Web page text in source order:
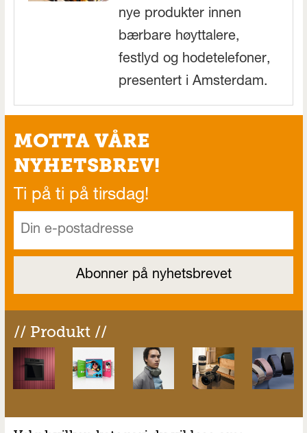
nye produkter innen
bærbare høyttalere,
festlyd og hodetelefoner,
presentert i Amsterdam.
MOTTA VÅRE
NYHETSBREV!
Ti på ti på tirsdag!
// Produkt //